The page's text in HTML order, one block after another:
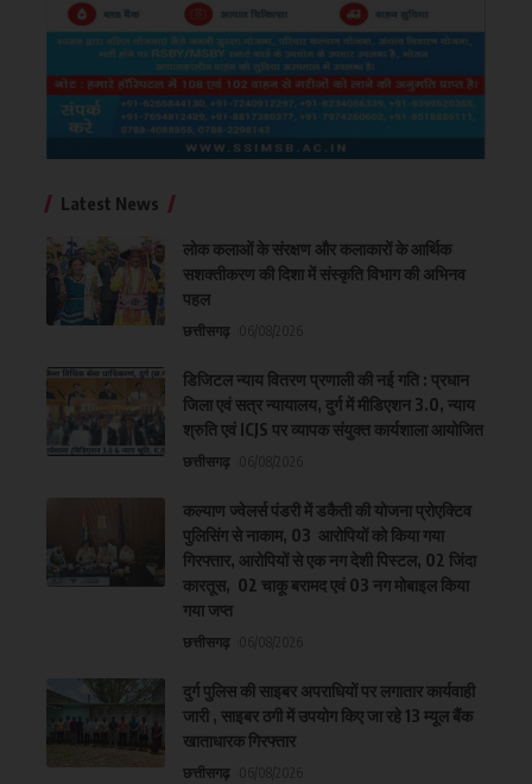
Latest News
लोक कलाओं के संरक्षण और कलाकारों के आर्थिक
सशक्तीकरण की दिशा में संस्कृति विभाग की अभिनव
पहल
छत्तीसगढ़
डिजिटल न्याय वितरण प्रणाली की नई गति : प्रधान
जिला एवं सत्र न्यायालय, दुर्ग में मीडिएशन 3.0, न्याय
श्रुति एवं ICJS पर व्यापक संयुक्त कार्यशाला आयोजित
छत्तीसगढ़
कल्याण ज्वेलर्स पंडरी में डकैती की योजना प्रोएक्टिव
पुलिसिंग से नाकाम, 03 आरोपियों को किया गया
गिरफ्तार, आरोपियों से एक नग देशी पिस्टल, 02 जिंदा
कारतूस, 02 चाकू बरामद एवं 03 नग मोबाइल किया
गया जप्त
छत्तीसगढ़
दुर्ग पुलिस की साइबर अपराधियों पर लगातार कार्यवाही
जारी , साइबर ठगी में उपयोग किए जा रहे 13 म्यूल बैंक
खाताधारक गिरफ्तार
छत्तीसगढ़